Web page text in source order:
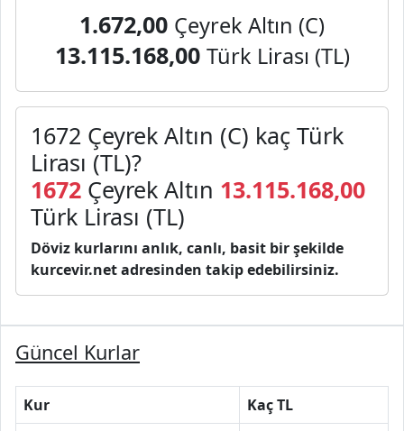
1.672,00 Çeyrek Altın (C)
13.115.168,00 Türk Lirası (TL)
1672 Çeyrek Altın (C) kaç Türk
Lirası (TL)?
1672 Çeyrek Altın 13.115.168,00
Türk Lirası (TL)
Döviz kurlarını anlık, canlı, basit bir şekilde
kurcevir.net adresinden takip edebilirsiniz.
Güncel Kurlar
Kur
Kaç TL